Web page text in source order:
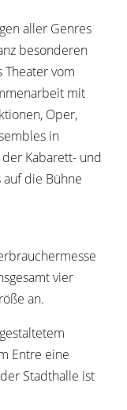
aller Genres
besonderen
Theater vom
mit
Oper,
in
Kabarett- und
auf die Bühne
vier
an.
Entre eine
Stadthalle ist